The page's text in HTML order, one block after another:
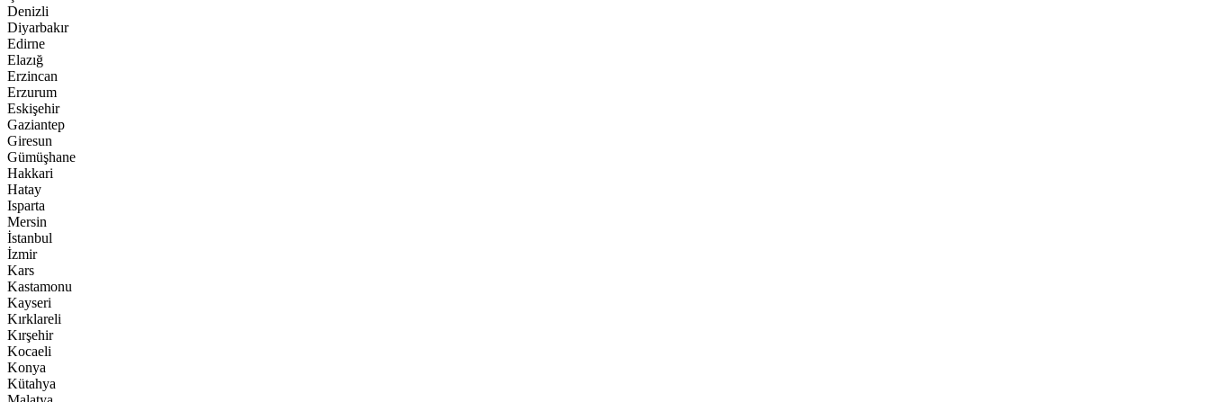
Denizli
Diyarbakır
Edirne
Elazığ
Erzincan
Erzurum
Eskişehir
Gaziantep
Giresun
Gümüşhane
Hakkari
Hatay
Isparta
Mersin
İstanbul
İzmir
Kars
Kastamonu
Kayseri
Kırklareli
Kırşehir
Kocaeli
Konya
Kütahya